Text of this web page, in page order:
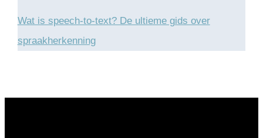
Wat is speech-to-text? De ultieme gids over
spraakherkenning